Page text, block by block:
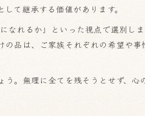
て継承する価値があります。
なれるか」といった視点で選別し
品は、ご家族それぞれの希望や事
。無理に全てを残そうとせず、心